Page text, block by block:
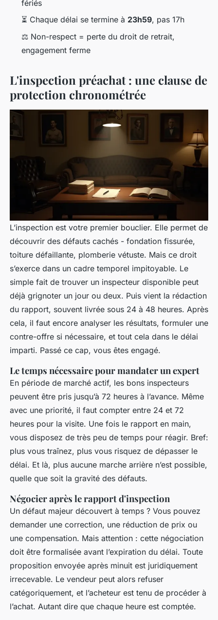
fériés
⏳ Chaque délai se termine à 23h59, pas 17h
⚖️ Non-respect = perte du droit de retrait,
engagement ferme
L'inspection préachat : une clause de
protection chronométrée
L’inspection est votre premier bouclier. Elle permet de
découvrir des défauts cachés - fondation fissurée,
toiture défaillante, plomberie vétuste. Mais ce droit
s’exerce dans un cadre temporel impitoyable. Le
simple fait de trouver un inspecteur disponible peut
déjà grignoter un jour ou deux. Puis vient la rédaction
du rapport, souvent livrée sous 24 à 48 heures. Après
cela, il faut encore analyser les résultats, formuler une
contre-offre si nécessaire, et tout cela dans le délai
imparti. Passé ce cap, vous êtes engagé.
Le temps nécessaire pour mandater un expert
En période de marché actif, les bons inspecteurs
peuvent être pris jusqu’à 72 heures à l’avance. Même
avec une priorité, il faut compter entre 24 et 72
heures pour la visite. Une fois le rapport en main,
vous disposez de très peu de temps pour réagir. Bref:
plus vous traînez, plus vous risquez de dépasser le
délai. Et là, plus aucune marche arrière n’est possible,
quelle que soit la gravité des défauts.
Négocier après le rapport d'inspection
Un défaut majeur découvert à temps ? Vous pouvez
demander une correction, une réduction de prix ou
une compensation. Mais attention : cette négociation
doit être formalisée avant l’expiration du délai. Toute
proposition envoyée après minuit est juridiquement
irrecevable. Le vendeur peut alors refuser
catégoriquement, et l’acheteur est tenu de procéder à
l’achat. Autant dire que chaque heure est comptée.